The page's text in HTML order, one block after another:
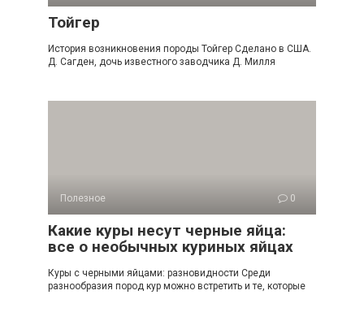
Тойгер
История возникновения породы Тойгер Сделано в США.
Д. Сагден, дочь известного заводчика Д. Милля
Полезное 0
Какие куры несут черные яйца:
все о необычных куриных яйцах
Куры с черными яйцами: разновидности Среди
разнообразия пород кур можно встретить и те, которые